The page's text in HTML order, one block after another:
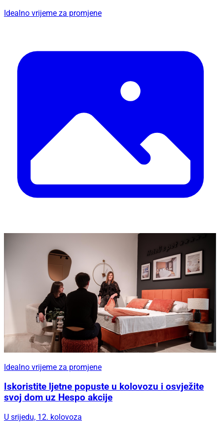
Idealno vrijeme za promjene
Idealno vrijeme za promjene
Iskoristite ljetne popuste u kolovozu i osvježite
svoj dom uz Hespo akcije
U srijedu, 12. kolovoza